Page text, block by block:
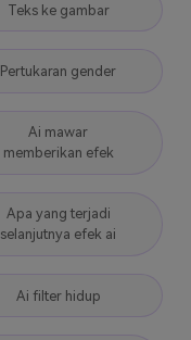
Teks ke gambar
Pertukaran gender
Ai mawar
memberikan efek
Apa yang terjadi
selanjutnya efek ai
Ai filter hidup